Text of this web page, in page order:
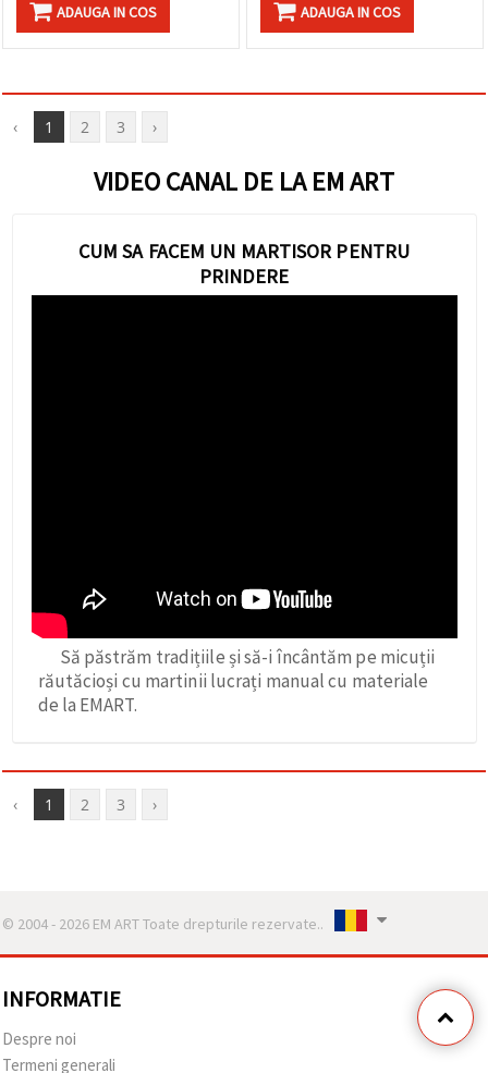
ADAUGA IN COS ADAUGA IN COS
‹ 1 2 3 ›
VIDEO CANAL DE LA EM ART
CUM SA FACEM UN MARTISOR PENTRU
PRINDERE
Să păstrăm tradițiile și să-i încântăm pe micuții
răutăcioși cu martinii lucrați manual cu materiale
de la EMART.
‹ 1 2 3 ›
© 2004 - 2026 EM ART Toate drepturile rezervate..
INFORMATIE
Despre noi
Termeni generali